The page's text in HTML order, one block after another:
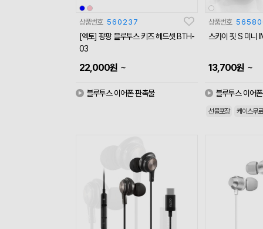
상품번호 560237
[엑토] 팡팡 블루투스 키즈 헤드셋 BTH-
03
22,000원 ~
블루투스 이어폰 판촉물
상품번호
스카이 핏 S 미니
13,700원 ~
블루투스 이어
선물포장 케이스무료